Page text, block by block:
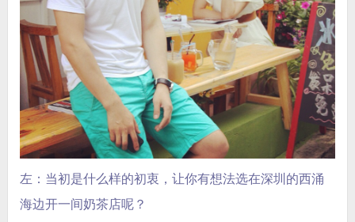
左：当初是什么样的初衷，让你有想法选在深圳的西涌
海边开一间奶茶店呢？